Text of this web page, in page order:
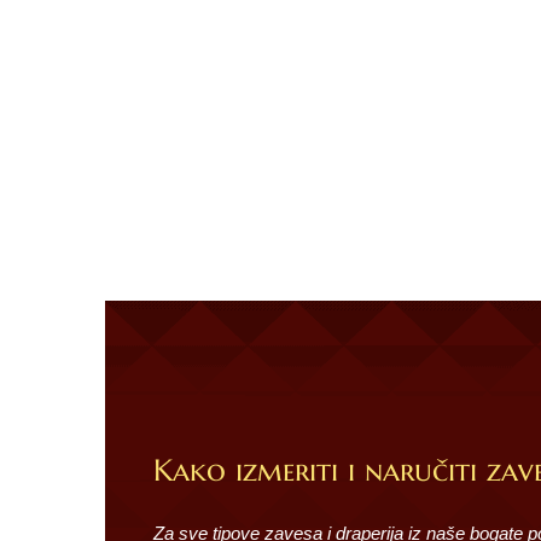
Kako izmeriti i naručiti
Za sve tipove zavesa i draperija iz naše bogate